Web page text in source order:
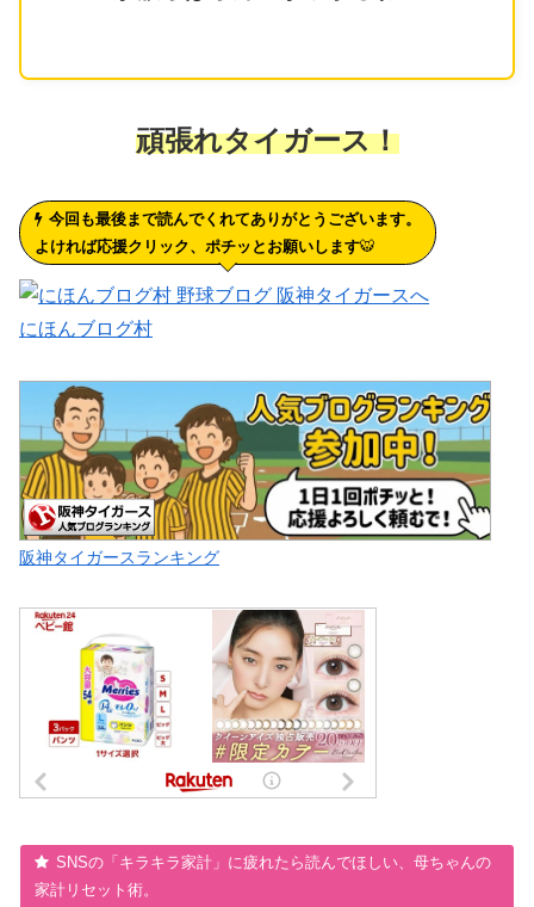
頑張れタイガース！
今回も最後まで読んでくれてありがとうございます。
よければ応援クリック、ポチッとお願いします🐯
にほんブログ村
阪神タイガースランキング
SNSの「キラキラ家計」に疲れたら読んでほしい、母ちゃんの
家計リセット術。